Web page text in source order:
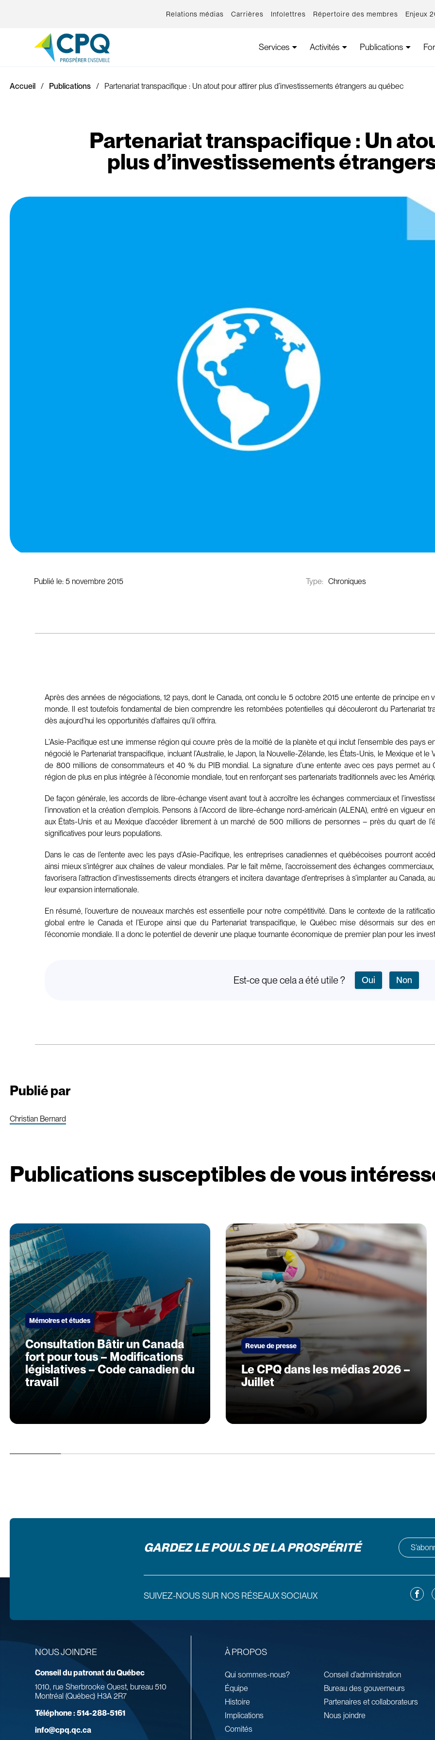
Relations médias Carrières Infolettres Répertoire des membres Enjeux
Services Activités Publications
Accueil Publications Partenariat transpacifique : Un atout pour attirer plus d’investissements étrangers au québec
Partenariat transpacifique : Un
plus d’investissements
Publié le: 5 novembre 2015 Type: Chroniques
Après des années de négociations, 12 pays, dont le Canada, ont conclu le 5 octobre 2015 une entente de principe
monde. Il est toutefois fondamental de bien comprendre les retombées potentielles qui découleront du Partenariat
dès aujourd’hui les opportunités d’affaires qu’il offrira.
L’Asie-Pacifique est une immense région qui couvre près de la moitié de la planète et qui inclut l’ensemble des pays
négocié le Partenariat transpacifique, incluant l’Australie, le Japon, la Nouvelle-Zélande, les États-Unis, le Mexique et
de 800 millions de consommateurs et 40 % du PIB mondial. La signature d’une entente avec ces pays permet au
région de plus en plus intégrée à l’économie mondiale, tout en renforçant ses partenariats traditionnels avec les
De façon générale, les accords de libre-échange visent avant tout à accroître les échanges commerciaux et
l’innovation et la création d’emplois. Pensons à l’Accord de libre-échange nord-américain (ALENA), entré en vigueur
aux États-Unis et au Mexique d’accéder librement à un marché de 500 millions de personnes – près du quart de
significatives pour leurs populations.
Dans le cas de l’entente avec les pays d’Asie-Pacifique, les entreprises canadiennes et québécoises pourront
ainsi mieux s’intégrer aux chaînes de valeur mondiales. Par le fait même, l’accroissement des échanges
favorisera l’attraction d’investissements directs étrangers et incitera davantage d’entreprises à s’implanter au
leur expansion internationale.
En résumé, l’ouverture de nouveaux marchés est essentielle pour notre compétitivité. Dans le contexte de la
global entre le Canada et l’Europe ainsi que du Partenariat transpacifique, le Québec mise désormais sur des
l’économie mondiale. Il a donc le potentiel de devenir une plaque tournante économique de premier plan pour les
Est-ce que cela a été utile ? Oui Non
Publié par
Christian Bernard
Publications susceptibles de vous
Mémoires et études
Consultation Bâtir un Canada
fort pour tous – Modifications
législatives – Code canadien du
travail
Revue de presse
Le CPQ dans les médias 2026 –
Juillet
GARDEZ LE POULS DE LA PROSPÉRITÉ
SUIVEZ-NOUS SUR NOS RÉSEAUX SOCIAUX
NOUS JOINDRE
Conseil du patronat du Québec
1010, rue Sherbrooke Ouest, bureau 510
Montréal (Québec) H3A 2R7
Téléphone :514-288-5161
info@cpq.qc.ca
À PROPOS
Qui sommes-nous?
Équipe
Histoire
Implications
Comités
Conseil d’administration
Bureau des gouverneurs
Partenaires et collaborateurs
Nous joindre